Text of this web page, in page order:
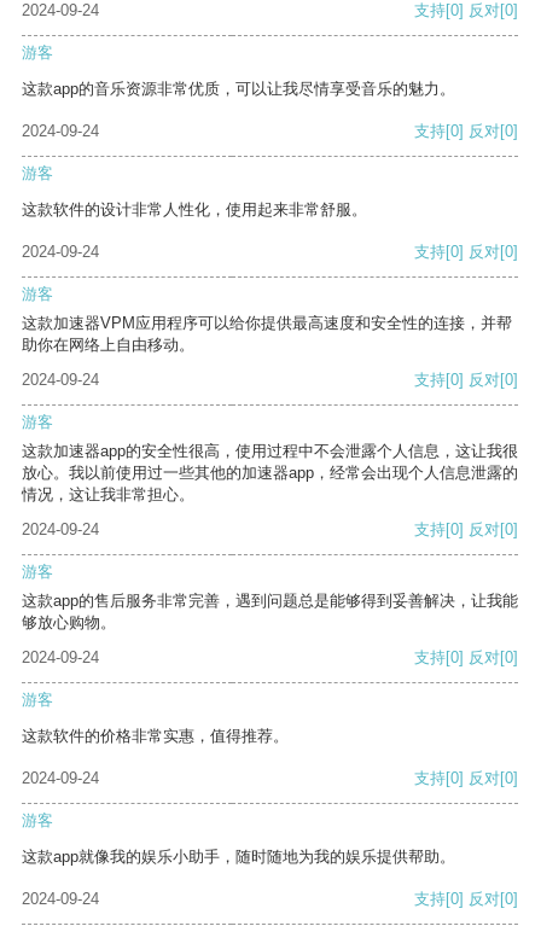
2024-09-24 支持[0] 反对[0]
游客
这款app的音乐资源非常优质，可以让我尽情享受音乐的魅力。
2024-09-24 支持[0] 反对[0]
游客
这款软件的设计非常人性化，使用起来非常舒服。
2024-09-24 支持[0] 反对[0]
游客
这款加速器VPM应用程序可以给你提供最高速度和安全性的连接，并帮
助你在网络上自由移动。
2024-09-24
支持[0] 反对[0]
游客
这款加速器app的安全性很高，使用过程中不会泄露个人信息，这让我很
放心。我以前使用过一些其他的加速器app，经常会出现个人信息泄露的
情况，这让我非常担心。
2024-09-24
支持[0] 反对[0]
游客
这款app的售后服务非常完善，遇到问题总是能够得到妥善解决，让我能
够放心购物。
2024-09-24
支持[0] 反对[0]
游客
这款软件的价格非常实惠，值得推荐。
2024-09-24 支持[0] 反对[0]
游客
这款app就像我的娱乐小助手，随时随地为我的娱乐提供帮助。
2024-09-24 支持[0] 反对[0]